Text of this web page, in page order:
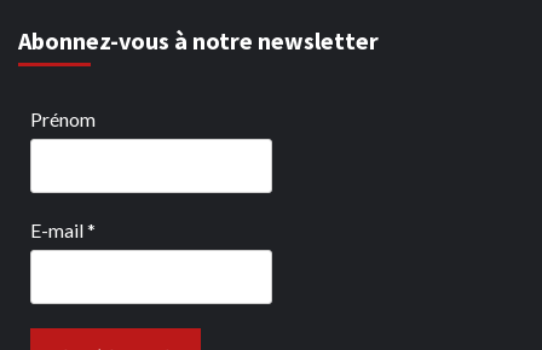
Abonnez-vous à notre newsletter
Prénom
E-mail*